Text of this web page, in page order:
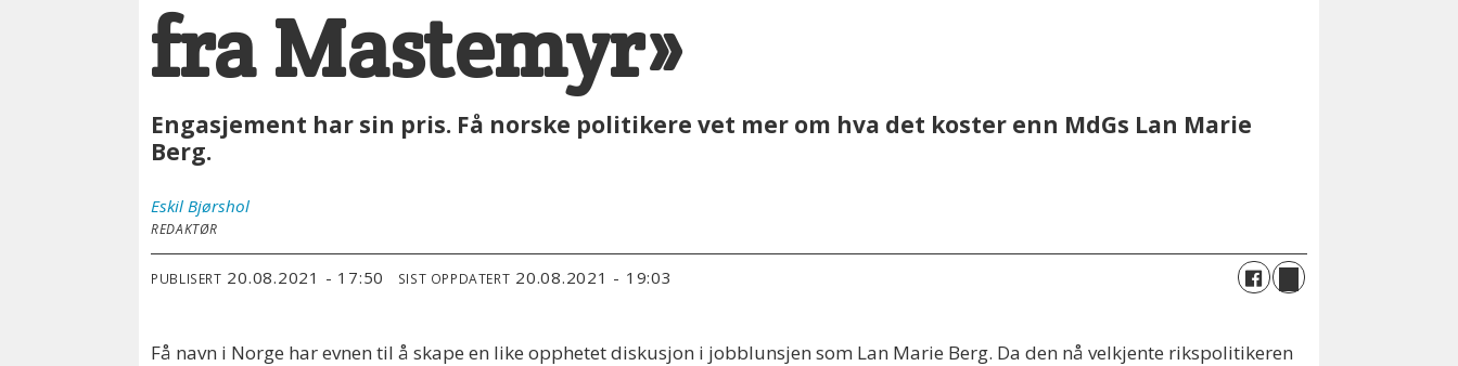
fra Mastemyr»
Engasjement har sin pris. Få norske politikere vet mer om hva det koster enn MdGs Lan Marie
Berg.
Eskil Bjørshol
REDAKTØR
PUBLISERT 20.08.2021 - 17:50 SIST OPPDATERT 20.08.2021 - 19:03
Få navn i Norge har evnen til å skape en like opphetet diskusjon i jobblunsjen som Lan Marie Berg. Da den nå velkjente rikspolitikeren